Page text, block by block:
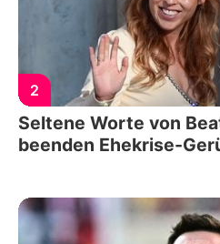
2
Seltene Worte von
beenden Ehekrise-